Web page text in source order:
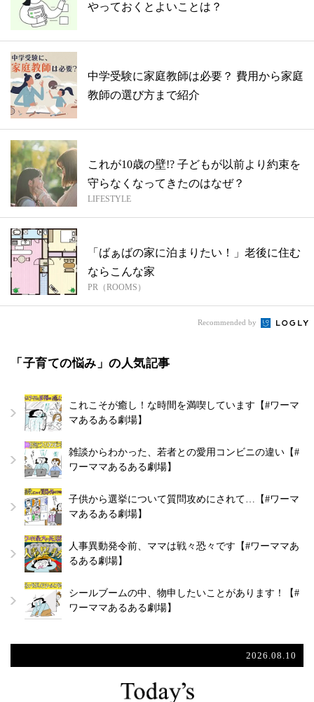
やっておくとよいことは？
中学受験に家庭教師は必要？ 費用から家庭
教師の選び方まで紹介
これが10歳の壁!? 子どもが以前より約束を
守らなくなってきたのはなぜ？
LIFESTYLE
「ばぁばの家に泊まりたい！」老後に住む
ならこんな家
PR（ROOMS）
Recommended by
「子育ての悩み」の人気記事
これこそが癒し！な時間を満喫しています【#ワーマ
マあるある劇場】
雑談からわかった、若者との愛用コンビニの違い【#
ワーママあるある劇場】
子供から選挙について質問攻めにされて…【#ワーマ
マあるある劇場】
人事異動発令前、ママは戦々恐々です【#ワーママあ
るある劇場】
シールブームの中、物申したいことがあります！【#
ワーママあるある劇場】
2026.08.10